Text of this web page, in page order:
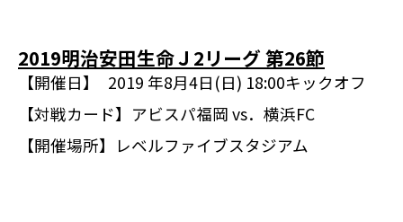
2019明治安田生命Ｊ2リーグ 第26節
【開催日】
2019 年8月4日(日) 18:00キックオフ
【対戦カード】 アビスパ福岡 vs．横浜FC
【開催場所】
レベルファイブスタジアム